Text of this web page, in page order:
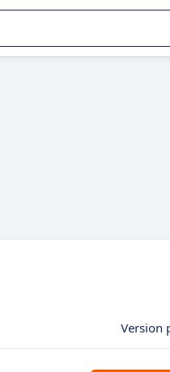
Version